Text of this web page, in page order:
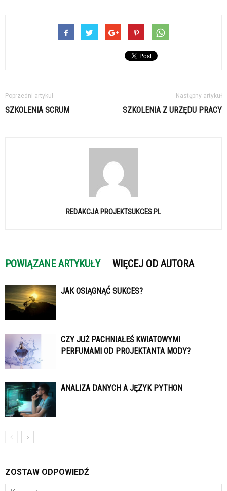
Poprzedni artykuł
SZKOLENIA SCRUM
Następny artykuł
SZKOLENIA Z URZĘDU PRACY
REDAKCJA PROJEKTSUKCES.PL
POWIĄZANE ARTYKUŁY WIĘCEJ OD AUTORA
JAK OSIĄGNĄĆ SUKCES?
CZY JUŻ PACHNIAŁEŚ KWIATOWYMI
PERFUMAMI OD PROJEKTANTA MODY?
ANALIZA DANYCH A JĘZYK PYTHON
ZOSTAW ODPOWIEDŹ